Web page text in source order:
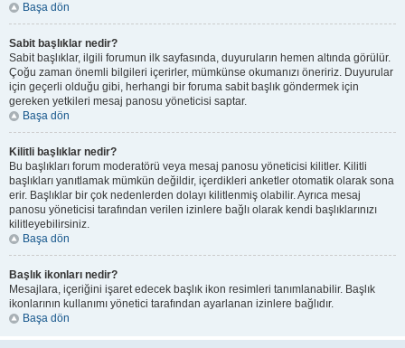
Başa dön
Sabit başlıklar nedir?
Sabit başlıklar, ilgili forumun ilk sayfasında, duyuruların hemen altında görülür.
Çoğu zaman önemli bilgileri içerirler, mümkünse okumanızı öneririz. Duyurular
için geçerli olduğu gibi, herhangi bir foruma sabit başlık göndermek için
gereken yetkileri mesaj panosu yöneticisi saptar.
Başa dön
Kilitli başlıklar nedir?
Bu başlıkları forum moderatörü veya mesaj panosu yöneticisi kilitler. Kilitli
başlıkları yanıtlamak mümkün değildir, içerdikleri anketler otomatik olarak sona
erir. Başlıklar bir çok nedenlerden dolayı kilitlenmiş olabilir. Ayrıca mesaj
panosu yöneticisi tarafından verilen izinlere bağlı olarak kendi başlıklarınızı
kilitleyebilirsiniz.
Başa dön
Başlık ikonları nedir?
Mesajlara, içeriğini işaret edecek başlık ikon resimleri tanımlanabilir. Başlık
ikonlarının kullanımı yönetici tarafından ayarlanan izinlere bağlıdır.
Başa dön